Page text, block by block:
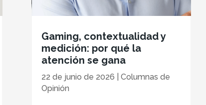
Gaming, contextualidad y
medición: por qué la
atención se gana
22 de junio de 2026
Columnas de
Opinión